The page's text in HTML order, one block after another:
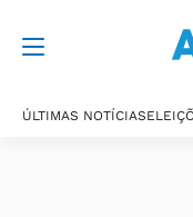
ÚLTIMAS NOTÍCIAS